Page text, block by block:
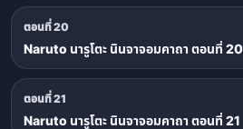
ตอนที่ 20
Naruto นารูโตะ นินจาจอมคาถา ตอนที่ 20
ตอนที่ 21
Naruto นารูโตะ นินจาจอมคาถา ตอนที่ 21